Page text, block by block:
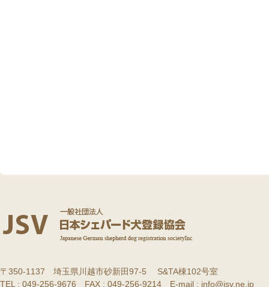
〒350-1137 埼玉県川越市砂新田97-5 S&TA棟102号室
TEL : 049-256-9676 FAX : 049-256-9214 E-mail : info@jsv.ne.jp